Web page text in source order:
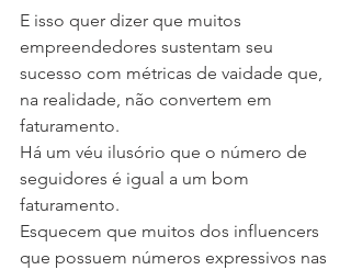
E isso quer dizer que muitos
empreendedores sustentam seu
sucesso com métricas de vaidade que,
na realidade, não convertem em
faturamento.
Há um véu ilusório que o número de
seguidores é igual a um bom
faturamento.
Esquecem que muitos dos influencers
que possuem números expressivos nas